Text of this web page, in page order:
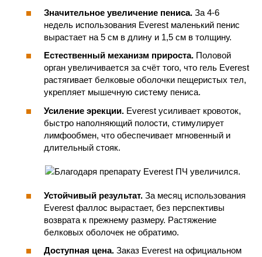
Значительное увеличение пениса. За 4-6
недель использования Everest маленький пенис
вырастает на 5 см в длину и 1,5 см в толщину.
Естественный механизм прироста. Половой
орган увеличивается за счёт того, что гель Everest
растягивает белковые оболочки пещеристых тел,
укрепляет мышечную систему пениса.
Усиление эрекции. Everest усиливает кровоток,
быстро наполняющий полости, стимулирует
лимфообмен, что обеспечивает мгновенный и
длительный стояк.
Устойчивый результат. За месяц использования
Everest фаллос вырастает, без перспективы
возврата к прежнему размеру. Растяжение
белковых оболочек не обратимо.
Доступная цена. Заказ Everest на официальном